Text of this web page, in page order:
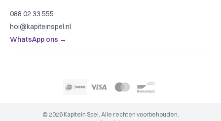
088 02 33 555
hoi@kapiteinspel.nl
WhatsApp ons →
© 2026 Kapitein Spel. Alle rechten voorbehouden.